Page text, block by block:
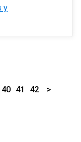
y
40 41 42 >